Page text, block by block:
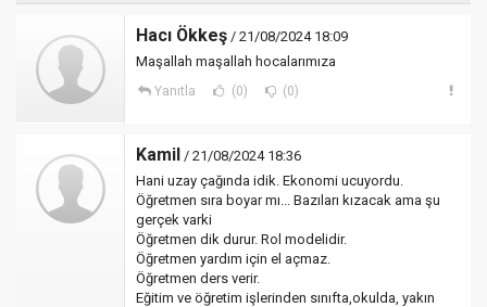
Hacı Ökkeş / 21/08/2024 18:09
Maşallah maşallah hocalarımıza
Yanıtla (0) (0)
Kamil / 21/08/2024 18:36
Hani uzay çağında idik. Ekonomi ucuyordu.
Öğretmen sıra boyar mı... Bazıları kızacak ama şu
gerçek varki
Öğretmen dik durur. Rol modelidir.
Öğretmen yardım için el açmaz.
Öğretmen ders verir.
Eğitim ve öğretim işlerinden sınıfta,okulda, yakın